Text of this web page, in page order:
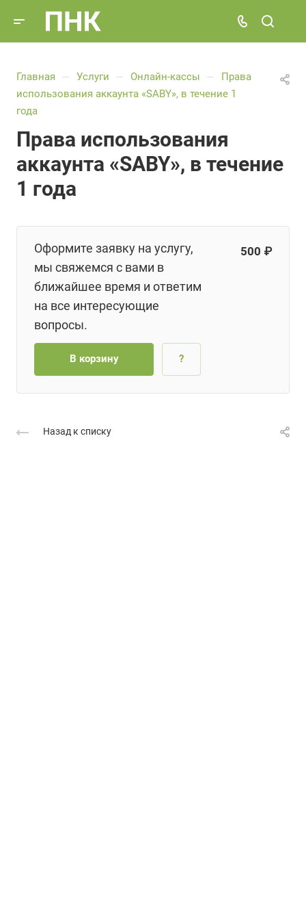
Главная — Услуги — Онлайн-кассы —
Права
использования аккаунта «SABY», в течение 1
года
Права использования
аккаунта «SABY», в течение
1 года
Оформите заявку на услугу,
мы свяжемся с вами в
ближайшее время и ответим
на все интересующие
вопросы.
500 ₽
В корзину ?
Назад к списку